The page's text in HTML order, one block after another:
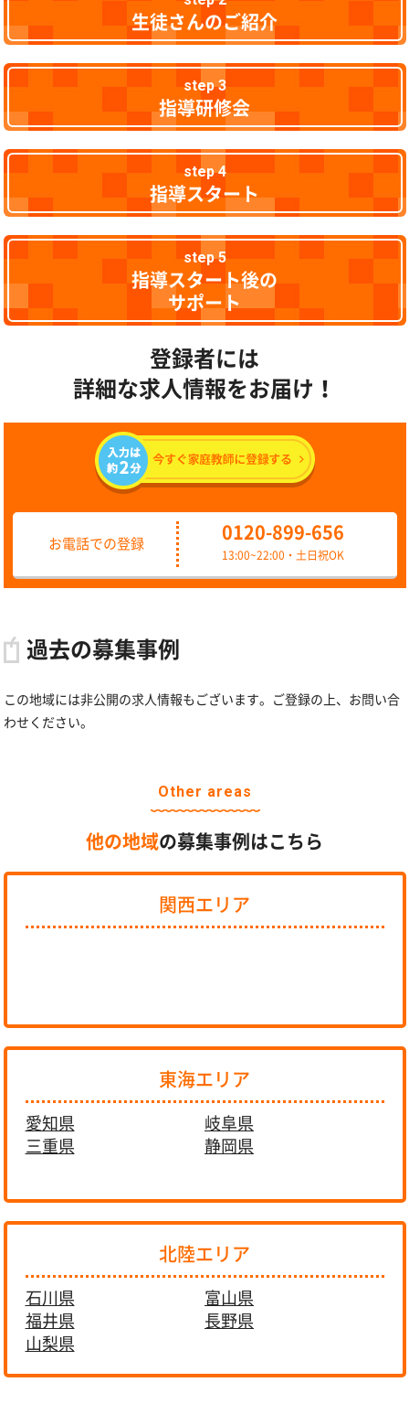
生徒さんのご紹介
step 3
指導研修会
step 4
指導スタート
step 5
指導スタート後の
サポート
登録者には
詳細な求人情報をお届け！
お電話での登録
0120-899-656
13:00~22:00・土日祝OK
過去の募集事例
この地域には非公開の求人情報もございます。ご登録の上、お問い合
わせください。
Other areas
他の地域の募集事例はこちら
関西エリア
東海エリア
愛知県
岐阜県
三重県
静岡県
北陸エリア
石川県
富山県
福井県
長野県
山梨県